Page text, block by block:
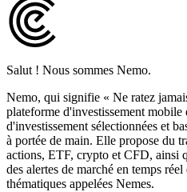
Salut ! Nous sommes Nemo.
Nemo, qui signifie « Ne ratez
plateforme d'investissement mobile
d'investissement sélectionnées et
à portée de main. Elle propose du
actions, ETF, crypto et CFD, ainsi
des alertes de marché en temps
thématiques appelées Nemes.